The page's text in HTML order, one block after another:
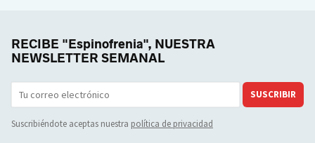
RECIBE "Espinofrenia", NUESTRA
NEWSLETTER SEMANAL
SUSCRIBIR
Suscribiéndote aceptas nuestra política de privacidad